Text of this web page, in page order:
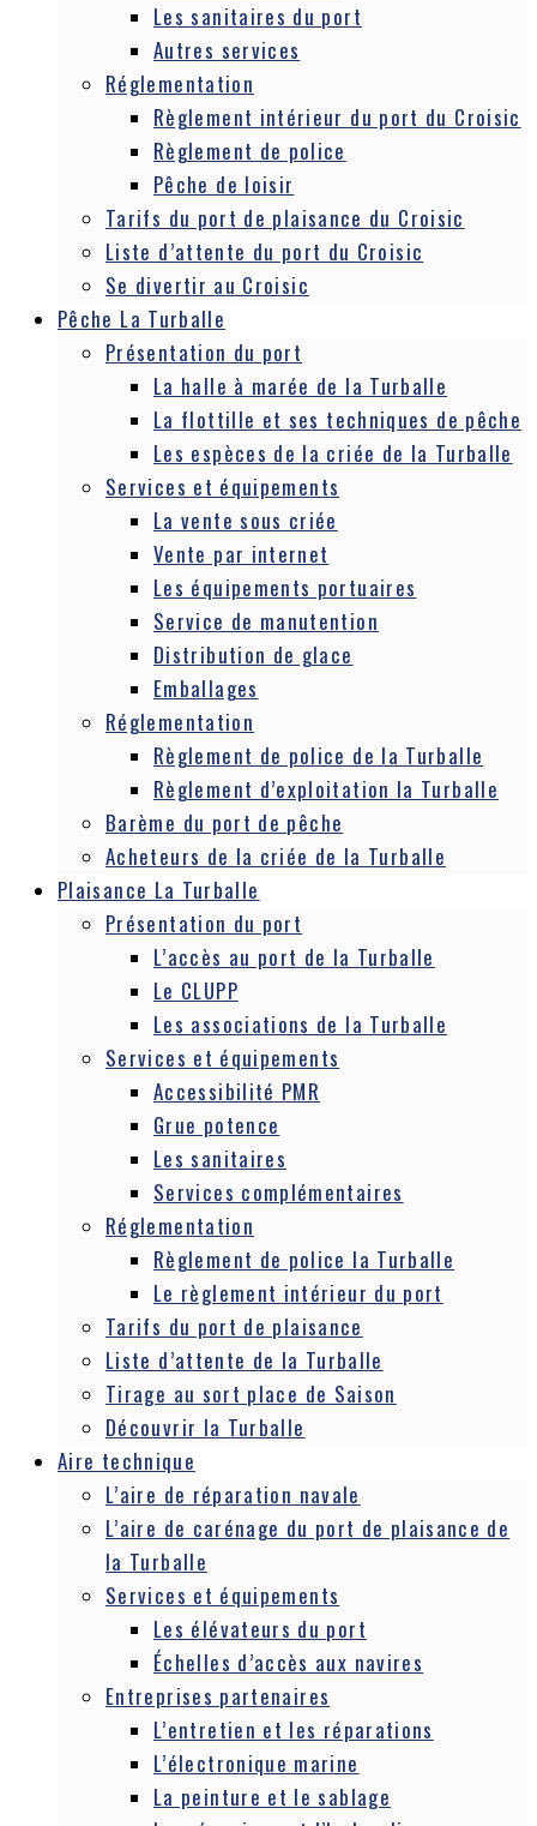
Les sanitaires du port
Autres services
Réglementation
Règlement intérieur du port du Croisic
Règlement de police
Pêche de loisir
Tarifs du port de plaisance du Croisic
Liste d’attente du port du Croisic
Se divertir au Croisic
Pêche La Turballe
Présentation du port
La halle à marée de la Turballe
La flottille et ses techniques de pêche
Les espèces de la criée de la Turballe
Services et équipements
La vente sous criée
Vente par internet
Les équipements portuaires
Service de manutention
Distribution de glace
Emballages
Réglementation
Règlement de police de la Turballe
Règlement d’exploitation la Turballe
Barème du port de pêche
Acheteurs de la criée de la Turballe
Plaisance La Turballe
Présentation du port
L’accès au port de la Turballe
Le CLUPP
Les associations de la Turballe
Services et équipements
Accessibilité PMR
Grue potence
Les sanitaires
Services complémentaires
Réglementation
Règlement de police la Turballe
Le règlement intérieur du port
Tarifs du port de plaisance
Liste d’attente de la Turballe
Tirage au sort place de Saison
Découvrir la Turballe
Aire technique
L’aire de réparation navale
L’aire de carénage du port de plaisance de
la Turballe
Services et équipements
Les élévateurs du port
Échelles d’accès aux navires
Entreprises partenaires
L’entretien et les réparations
L’électronique marine
La peinture et le sablage